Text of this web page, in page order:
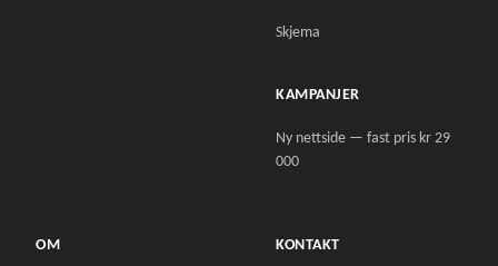
Skjema
KAMPANJER
Ny nettside — fast pris kr 29
000
OM KONTAKT